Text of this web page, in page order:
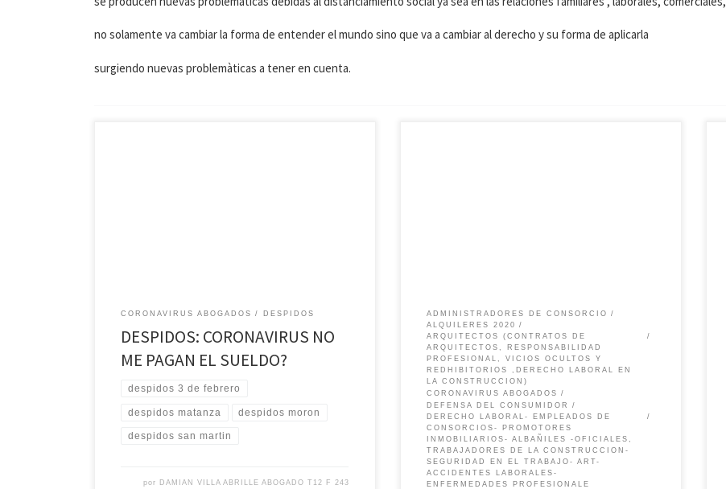
no solamente va cambiar la forma de entender el mundo sino que va a cambiar al derecho y su forma de aplicarla
surgiendo nuevas problemàticas a tener en cuenta.
CORONAVIRUS ABOGADOS DESPIDOS
DESPIDOS: CORONAVIRUS NO
ME PAGAN EL SUELDO?
despidos 3 de febrero
despidos matanza despidos moron
despidos san martin
por DAMIAN VILLA ABRILLE ABOGADO T12 F 243
ADMINISTRADORES DE CONSORCIO
ALQUILERES 2020
ARQUITECTOS (CONTRATOS DE
ARQUITECTOS, RESPONSABILIDAD
PROFESIONAL, VICIOS OCULTOS Y
REDHIBITORIOS ,DERECHO LABORAL EN
LA CONSTRUCCION)
CORONAVIRUS ABOGADOS
DEFENSA DEL CONSUMIDOR
DERECHO LABORAL- EMPLEADOS DE
CONSORCIOS- PROMOTORES
INMOBILIARIOS- ALBAÑILES -OFICIALES,
TRABAJADORES DE LA CONSTRUCCION-
SEGURIDAD EN EL TRABAJO- ART-
ACCIDENTES LABORALES-
ENFERMEDADES PROFESIONALE